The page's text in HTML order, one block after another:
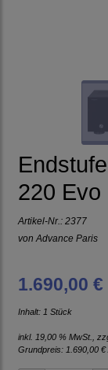
220 Evo
Artikel-Nr.: 2377
von Advance Paris
1.690,00 €
Inhalt: 1 Stück
inkl. 19,00 % MwSt.,
Grundpreis: 1.690,00